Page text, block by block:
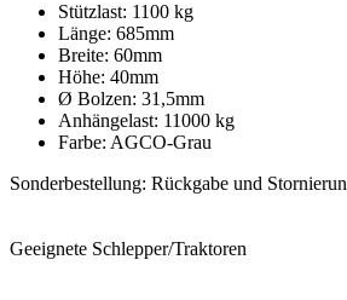
Stützlast: 1100 kg
Länge: 685mm
Breite: 60mm
Höhe: 40mm
Ø Bolzen: 31,5mm
Anhängelast: 11000 kg
Farbe: AGCO-Grau
Sonderbestellung: Rückgabe und
Geeignete Schlepper/Traktoren